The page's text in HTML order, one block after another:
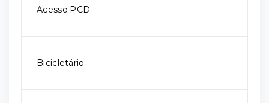
Acesso PCD
Bicicletário